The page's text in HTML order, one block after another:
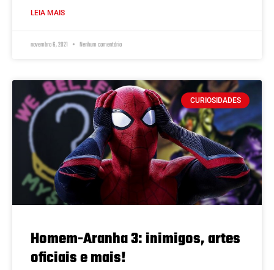
LEIA MAIS
novembro 6, 2021 Nenhum comentário
CURIOSIDADES
Homem-Aranha 3: inimigos, artes
oficiais e mais!